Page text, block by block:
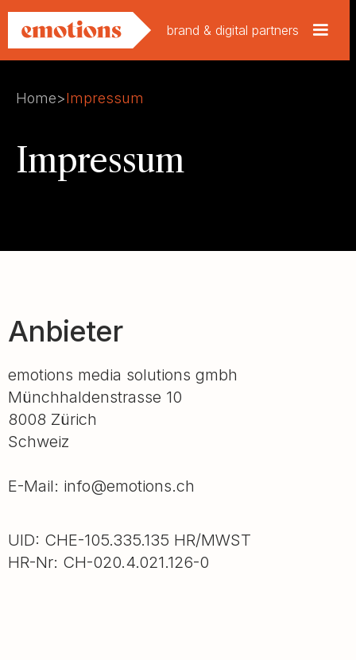
brand & digital partners
Home>Impressum
Impressum
Anbieter
emotions media solutions gmbh
Münchhaldenstrasse 10
8008 Zürich
Schweiz
E-Mail: info@emotions.ch
UID: CHE-105.335.135 HR/MWST
HR-Nr: CH-020.4.021.126-0